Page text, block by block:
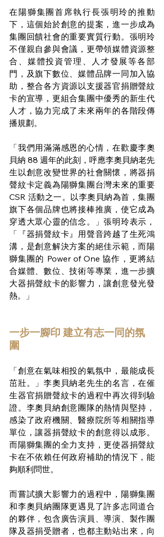
在陽獅集團首席執行長張明玲的推動
下，這個始於創意的提案，進一步成為
集團回饋社會的重要實質行動。張明玲
不僅親自參與會議，更帶領媒體資源整
合、媒體投資管理、人才發展等各部
門，及旗下數位、媒體品牌一同加入協
助，整合各方資源以支援器官捐贈聲紋
卡的宣導，更組合集團中優秀的新生代
人才，協力完成了未來兩年的各階段傳
播規劃。
「我們用滿滿感恩的心情，在歡慶李奧
貝納 88 週年的此刻，呼應李奧貝納老先
生以創意改變世界的社會關懷，將器捐
聲紋卡定義為陽獅集團台灣未來的重要
CSR 活動之一。以李奧貝納為首，集團
旗下各個品牌也將接棒推廣，使它成為
穿透大眾心靈的信念。」張明玲表示，
「『器捐聲紋卡』用聲音跨越了生死鴻
溝，是創意解決方案的絕佳示範，而陽
獅集團的 Power of One 協作，更將結
合媒體、數位、技術等專業，進一步擴
大器捐聲紋卡的影響力，讓創意發光發
熱。」
一步一腳印 建立有志一同的氛
圍
「創意在氣味相投的氣氛中，最能成長
茁壯。」李奧貝納老先生的名言，在催
生器官捐贈聲紋卡的過程中再次得到驗
證。李奧貝納創意團隊的熱情與堅持，
感染了政府機關、醫療院所等相關指導
單位，讓器捐聲紋卡的創意得以成形。
而陽獅集團的全力支持，更使器捐聲紋
卡在不依賴任何政府補助的情況下，能
夠順利問世。
而嘗試擴大影響力的過程中，陽獅集團
和李奧貝納團隊更遇見了許多志同道合
的夥伴，包含廣告演員、導演、製作團
隊及器捐受贈者，也都主動站出來，向